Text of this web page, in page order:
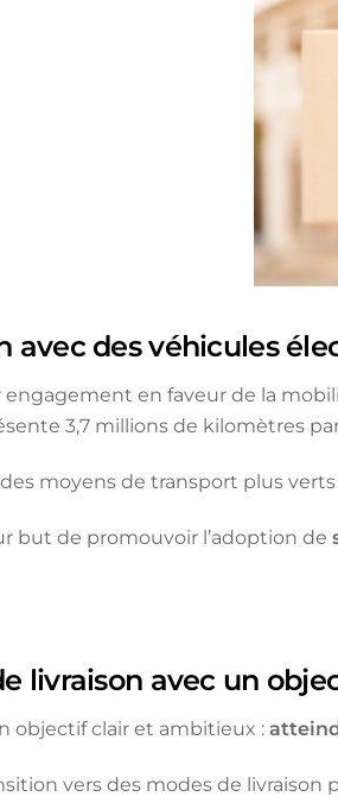
avec des véhicules
en faveur de la
3,7 millions de kilomètres
moyens de transport plus
but de promouvoir l’adoption de
livraison avec un
objectif clair et ambitieux :
vers des modes de